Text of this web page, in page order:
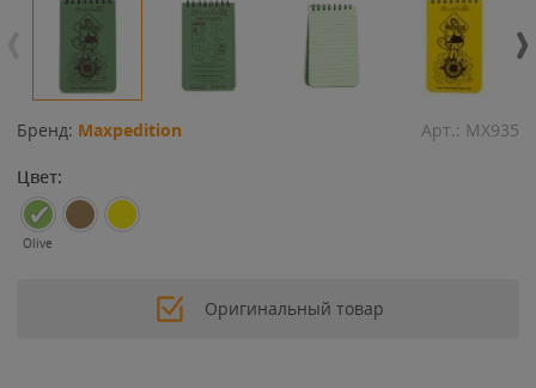
Бренд: Maxpedition Арт.: MX935
Цвет:
Olive
Оригинальный товар